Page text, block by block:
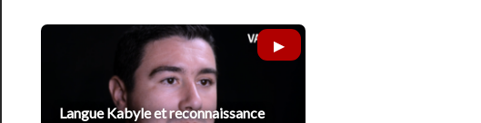
Langue Kabyle et reconnaissance